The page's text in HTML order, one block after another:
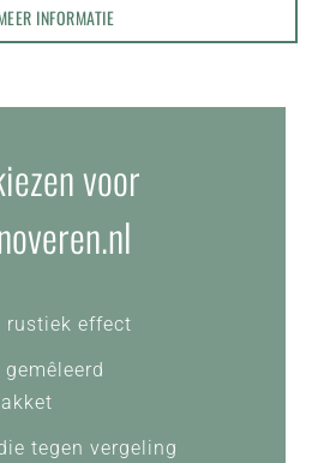
INFORMATIE
voor
rustiek effect
tegen vergeling